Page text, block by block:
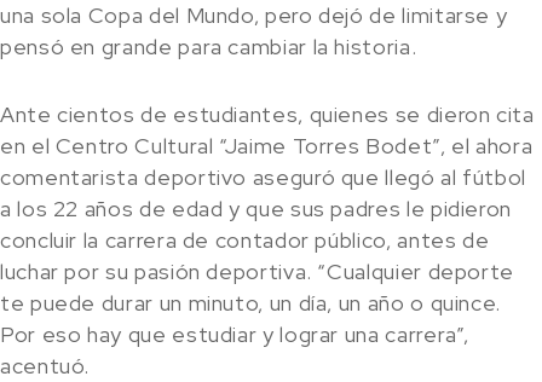
una sola Copa del Mundo, pero dejó de limitarse y
pensó en grande para cambiar la historia.
Ante cientos de estudiantes, quienes se dieron cita
en el Centro Cultural “Jaime Torres Bodet”, el ahora
comentarista deportivo aseguró que llegó al fútbol
a los 22 años de edad y que sus padres le pidieron
concluir la carrera de contador público, antes de
luchar por su pasión deportiva. “Cualquier deporte
te puede durar un minuto, un día, un año o quince.
Por eso hay que estudiar y lograr una carrera”,
acentuó.